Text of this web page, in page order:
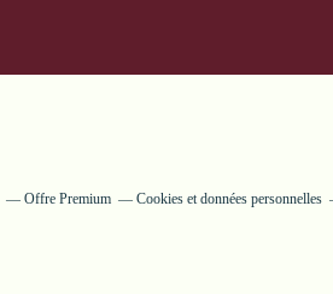
Offre Premium Cookies et données personnelles